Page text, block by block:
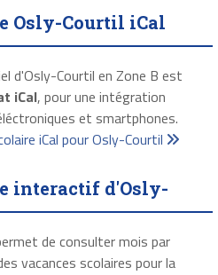
Osly-Courtil iCal
d'Osly-Courtil en Zone B est
iCal, pour une intégration
et smartphones.
iCal pour Osly-Courtil
interactif d'Osly-
de consulter mois par
vacances scolaires pour la